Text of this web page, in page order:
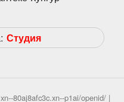
Студия
80aj8afc3c.xn--p1ai/openid/ |